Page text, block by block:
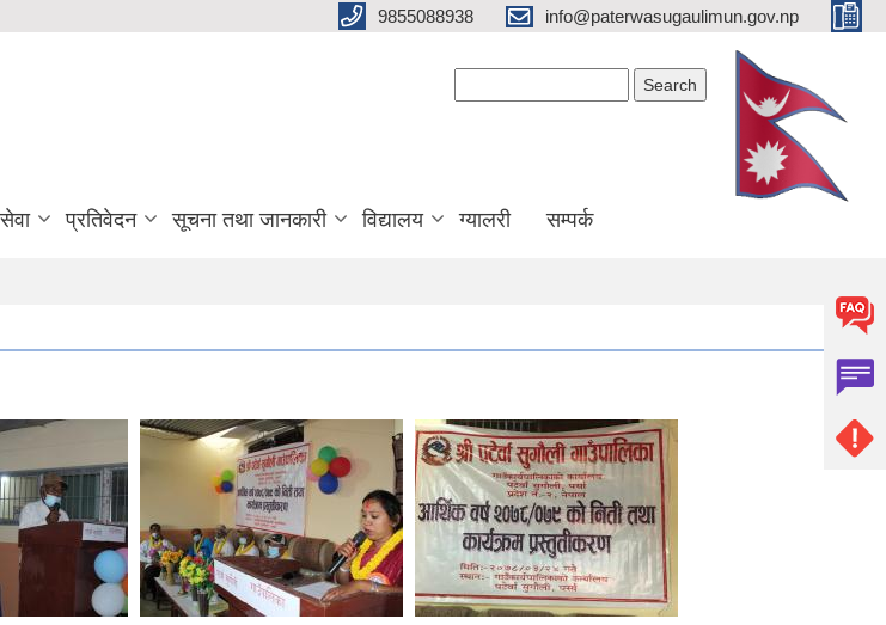
9855088938 info@paterwasugaulimun.gov.np
प्रतिवेदन सूचना तथा जानकारी विद्यालय ग्यालरी सम्पर्क